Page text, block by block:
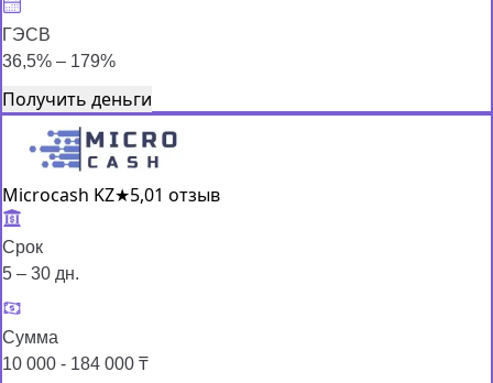
ГЭСВ
36,5% – 179%
Получить деньги
Microcash KZ★5,01 отзыв
Срок
5 – 30 дн.
Сумма
10 000 - 184 000 ₸